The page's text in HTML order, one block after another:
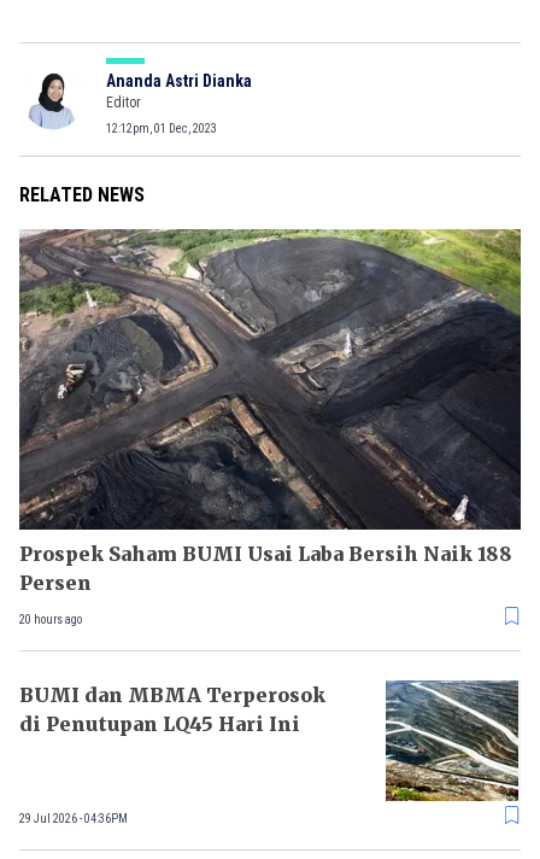
Ananda Astri Dianka
Editor
12:12pm, 01 Dec, 2023
RELATED NEWS
Prospek Saham BUMI Usai Laba Bersih Naik 188
Persen
20 hours ago
BUMI dan MBMA Terperosok
di Penutupan LQ45 Hari Ini
29 Jul 2026 - 04:36PM